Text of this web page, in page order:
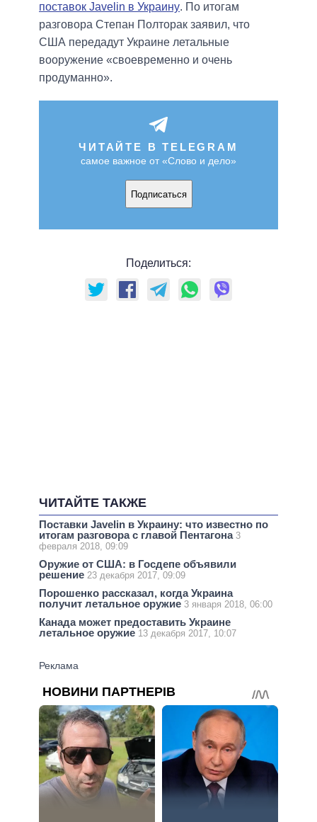
поставок Javelin в Украину. По итогам
разговора Степан Полторак заявил, что
США передадут Украине летальные
вооружение «своевременно и очень
продуманно».
ЧИТАЙТЕ В TELEGRAM
самое важное от «Слово и дело»
Подписаться
Поделиться:
ЧИТАЙТЕ ТАКЖЕ
Поставки Javelin в Украину: что известно по
итогам разговора с главой Пентагона 3
февраля 2018, 09:09
Оружие от США: в Госдепе объявили
решение 23 декабря 2017, 09:09
Порошенко рассказал, когда Украина
получит летальное оружие 3 января 2018, 06:00
Канада может предоставить Украине
летальное оружие 13 декабря 2017, 10:07